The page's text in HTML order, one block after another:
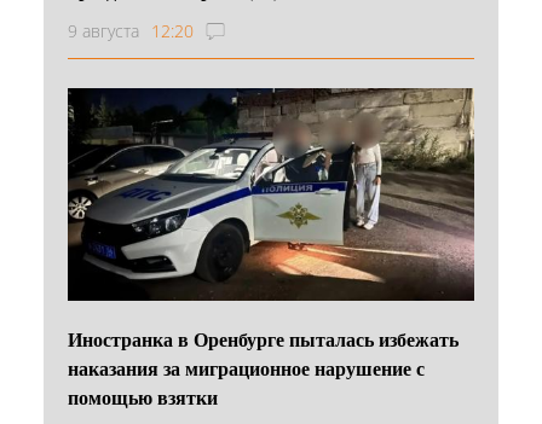
9 августа 12:20
Иностранка в Оренбурге пыталась избежать
наказания за миграционное нарушение с
помощью взятки